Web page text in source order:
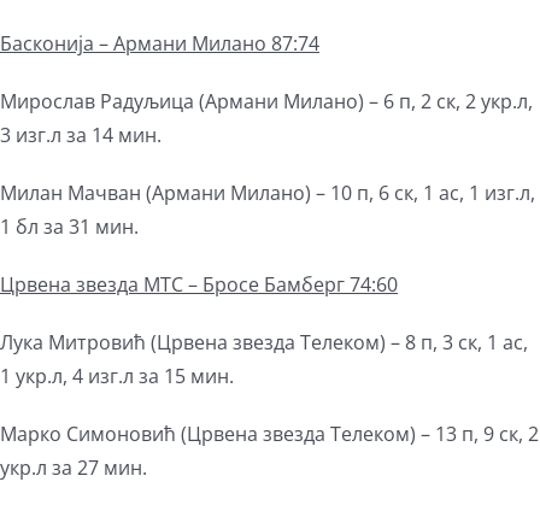
Басконија – Армани Милано 87:74
Мирослав Радуљица (Армани Милано) – 6 п, 2 ск, 2 укр.л,
3 изг.л за 14 мин.
Милан Мачван (Армани Милано) – 10 п, 6 ск, 1 ас, 1 изг.л,
1 бл за 31 мин.
Црвена звезда МТС – Бросе Бамберг 74:60
Лука Митровић (Црвена звезда Телеком) – 8 п, 3 ск, 1 ас,
1 укр.л, 4 изг.л за 15 мин.
Марко Симоновић (Црвена звезда Телеком) – 13 п, 9 ск, 2
укр.л за 27 мин.